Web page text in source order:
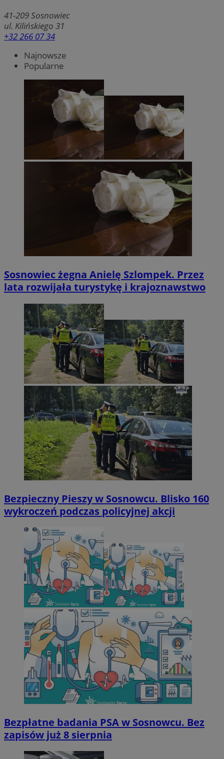
41-209Sosnowiec
ul. Kilińskiego 31
+32 266 07 34
Najnowsze
Popularne
Sosnowiec żegna Anielę Szlompek. Przez
lata rozwijała turystykę i krajoznawstwo
Bezpieczny Pieszy w Sosnowcu. Blisko 160
wykroczeń podczas policyjnej akcji
Bezpłatne badania PSA w Sosnowcu. Bez
zapisów już 8 sierpnia